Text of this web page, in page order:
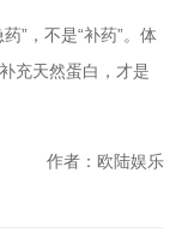
”，不是“补药”。体
充天然蛋白，才是
作者：欧陆娱乐